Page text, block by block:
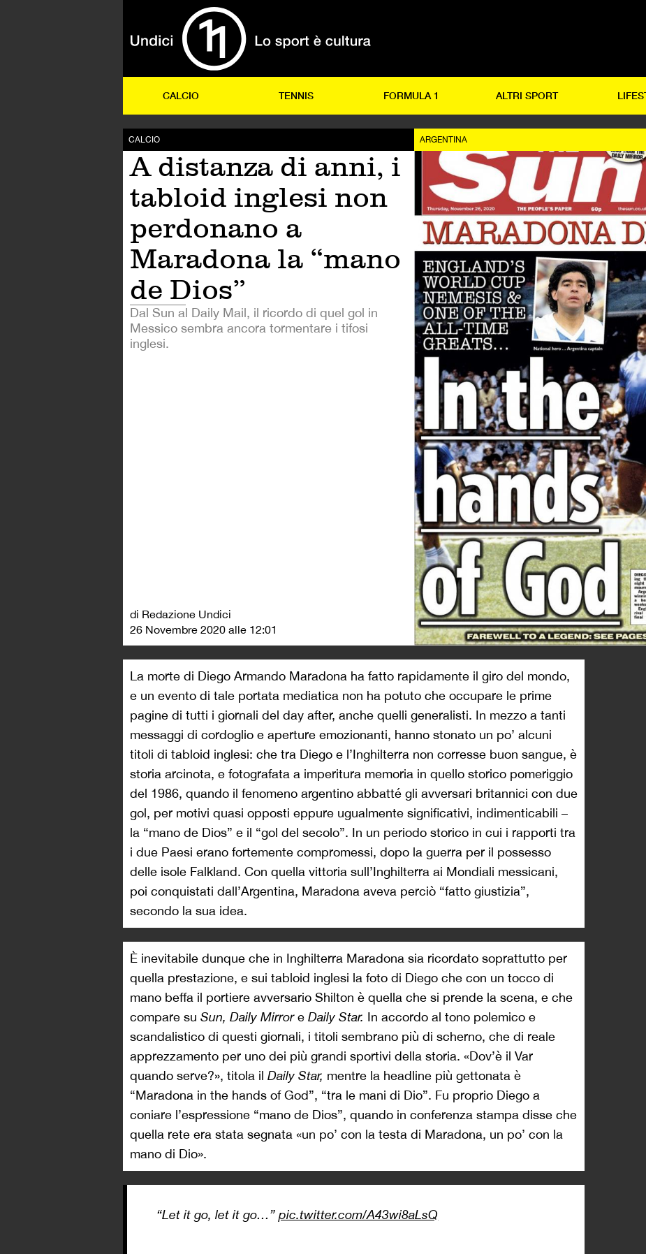
CALCIO TENNIS FORMULA 1 ALTRI SPORT
CALCIO
A distanza di anni, i
tabloid inglesi non
perdonano a
Maradona la “mano
de Dios”
Dal Sun al Daily Mail, il ricordo di quel gol in
Messico sembra ancora tormentare i tifosi
inglesi.
di Redazione Undici
26 Novembre 2020 alle 12:01
ARGENTINA
La morte di Diego Armando Maradona ha fatto rapidamente il giro del mondo,
e un evento di tale portata mediatica non ha potuto che occupare le prime
pagine di tutti i giornali del day after, anche quelli generalisti. In mezzo a tanti
messaggi di cordoglio e aperture emozionanti, hanno stonato un po’ alcuni
titoli di tabloid inglesi: che tra Diego e l’Inghilterra non corresse buon sangue, è
storia arcinota, e fotografata a imperitura memoria in quello storico pomeriggio
del 1986, quando il fenomeno argentino abbatté gli avversari britannici con due
gol, per motivi quasi opposti eppure ugualmente significativi, indimenticabili –
la “mano de Dios” e il “gol del secolo”. In un periodo storico in cui i rapporti tra
i due Paesi erano fortemente compromessi, dopo la guerra per il possesso
delle isole Falkland. Con quella vittoria sull’Inghilterra ai Mondiali messicani,
poi conquistati dall’Argentina, Maradona aveva perciò “fatto giustizia”,
secondo la sua idea.
È inevitabile dunque che in Inghilterra Maradona sia ricordato soprattutto per
quella prestazione, e sui tabloid inglesi la foto di Diego che con un tocco di
mano beffa il portiere avversario Shilton è quella che si prende la scena, e che
compare su Sun, Daily Mirrore Daily Star. In accordo al tono polemico e
scandalistico di questi giornali, i titoli sembrano più di scherno, che di reale
apprezzamento per uno dei più grandi sportivi della storia. «Dov’è il Var
quando serve?», titola il Daily Star, mentre la headline più gettonata è
“Maradona in the hands of God”, “tra le mani di Dio”. Fu proprio Diego a
coniare l’espressione “mano de Dios”, quando in conferenza stampa disse che
quella rete era stata segnata «un po’ con la testa di Maradona, un po’ con la
mano di Dio».
“Let it go, let it go…”pic.twitter.com/A43wi8aLsQ